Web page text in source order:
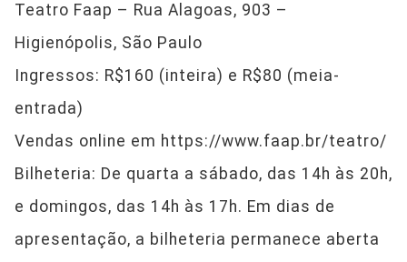
Teatro Faap – Rua Alagoas, 903 –
Higienópolis, São Paulo
Ingressos: R$160 (inteira) e R$80 (meia-
entrada)
Vendas online em https://www.faap.br/teatro/
Bilheteria: De quarta a sábado, das 14h às 20h,
e domingos, das 14h às 17h. Em dias de
apresentação, a bilheteria permanece aberta